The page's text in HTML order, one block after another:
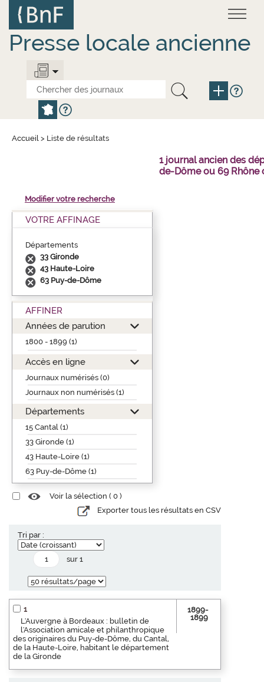
contenu
principal
Presse locale ancienne
Accueil > Liste de résultats
1 journal ancien des
de-Dôme ou 69 Rhône
Modifier votre recherche
VOTRE AFFINAGE
Départements
33 Gironde
43 Haute-Loire
63 Puy-de-Dôme
AFFINER
Années de parution
1800 - 1899 (1)
Accès en ligne
Journaux numérisés (0)
Journaux non numérisés (1)
Départements
15 Cantal (1)
33 Gironde (1)
43 Haute-Loire (1)
63 Puy-de-Dôme (1)
Voir la sélection ( 0 )
Exporter tous les résultats en CSV
Tri par :
sur 1
1
L'Auvergne à Bordeaux : bulletin de
l'Association amicale et philanthropique
des originaires du Puy-de-Dôme, du Cantal,
de la Haute-Loire, habitant le département
de la Gironde
1899-
1899
Panneau de gestion des cookies